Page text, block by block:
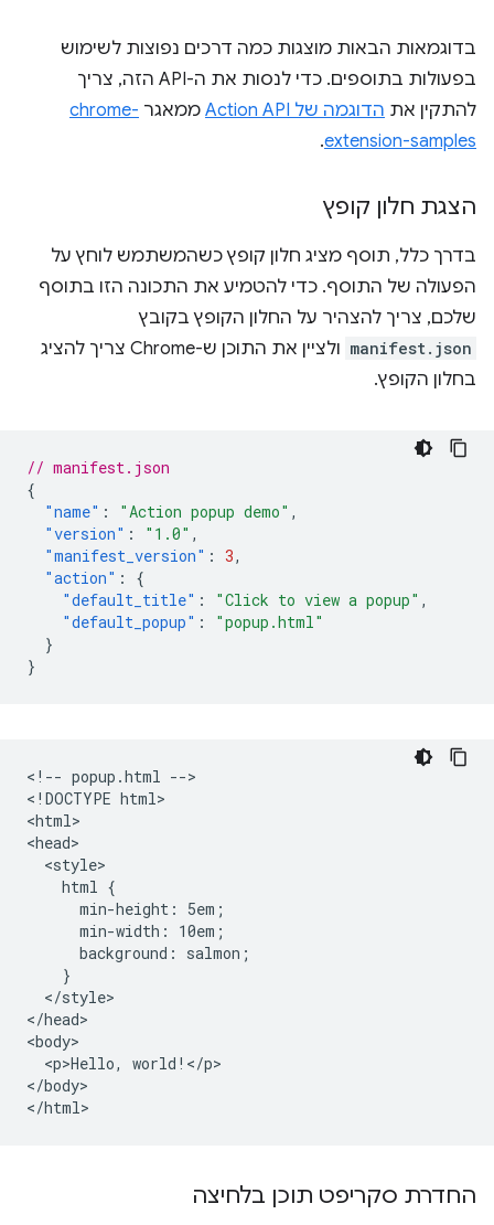
בדוגמאות הבאות מוצגות כמה דרכים נפוצות לשימוש
בפעולות בתוספים. כדי לנסות את ה-API הזה, צריך
להתקין את הדוגמה של Action API ממאגר chrome-
extension-samples
.
הצגת חלון קופץ
בדרך כלל, תוסף מציג חלון קופץ כשהמשתמש לוחץ על
הפעולה של התוסף. כדי להטמיע את התכונה הזו בתוסף
שלכם, צריך להצהיר על החלון הקופץ בקובץ
manifest.json
ולציין את התוכן ש-Chrome צריך להציג
בחלון הקופץ.
// manifest.json
{
"name" : "Action popup demo" ,
"version" : "1.0" ,
"manifest_version" : 3,
"action" :
{
"default_title" : "Click to view a popup" ,
"default_popup" :
"popup.html"
}
}
<!-- popup.html -->
<!DOCTYPE html>
<html>
<head>
  <style>
    html {
      min-height: 5em;
      min-width: 10em;
      background: salmon;
    }
  </style>
</head>
<body>
  <p>Hello, world!</p>
</body>
החדרת סקריפט תוכן בלחיצה